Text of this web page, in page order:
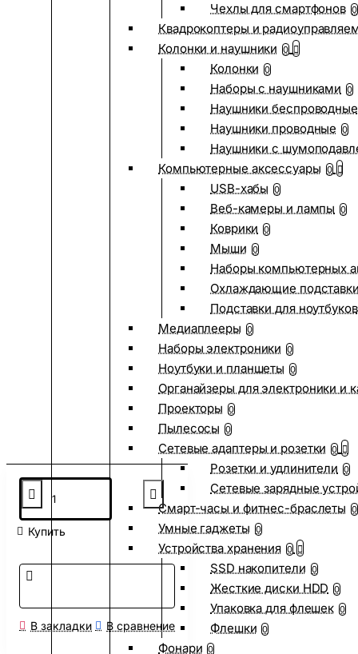
Чехлы для смартфонов 0
Квадрокоптеры и
Колонки и наушники 0
Колонки 0
Наборы с наушниками 0
Наушники беспроводные
Наушники проводные 0
Наушники с
Компьютерные аксессуары 0
USB-хабы 0
Веб-камеры и лампы 0
Коврики 0
Мыши 0
Наборы компьютерных
Охлаждающие
Подставки для ноутбуков
Медиаплееры 0
Наборы электроники 0
Ноутбуки и планшеты 0
Органайзеры для электроники и
Проекторы 0
Пылесосы 0
Сетевые адаптеры и розетки 0
Розетки и удлинители 0
Сетевые зарядные
Смарт-часы и фитнес-браслеты 0
Умные гаджеты 0
Устройства хранения 0
SSD накопители 0
Жесткие диски HDD 0
Упаковка для флешек 0
Флешки 0
Фонари 0
Купить
В закладки В сравнение